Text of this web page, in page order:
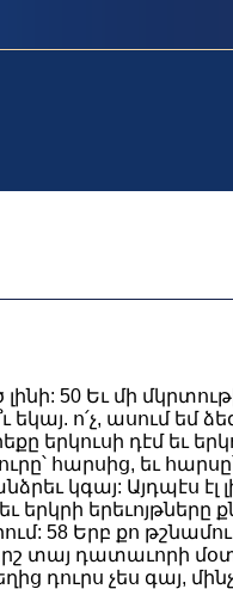
50 Եւ մի
ո՛չ, ասում եմ
երկուսի դէմ եւ
հարսից, եւ
կգայ: Այդպէս էլ
երկրի երեւոյթները
58 Երբ քո
տայ դատաւորի
չես գայ,